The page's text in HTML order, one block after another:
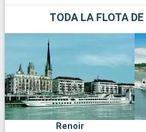
TODA LA FLOTA
Renoir